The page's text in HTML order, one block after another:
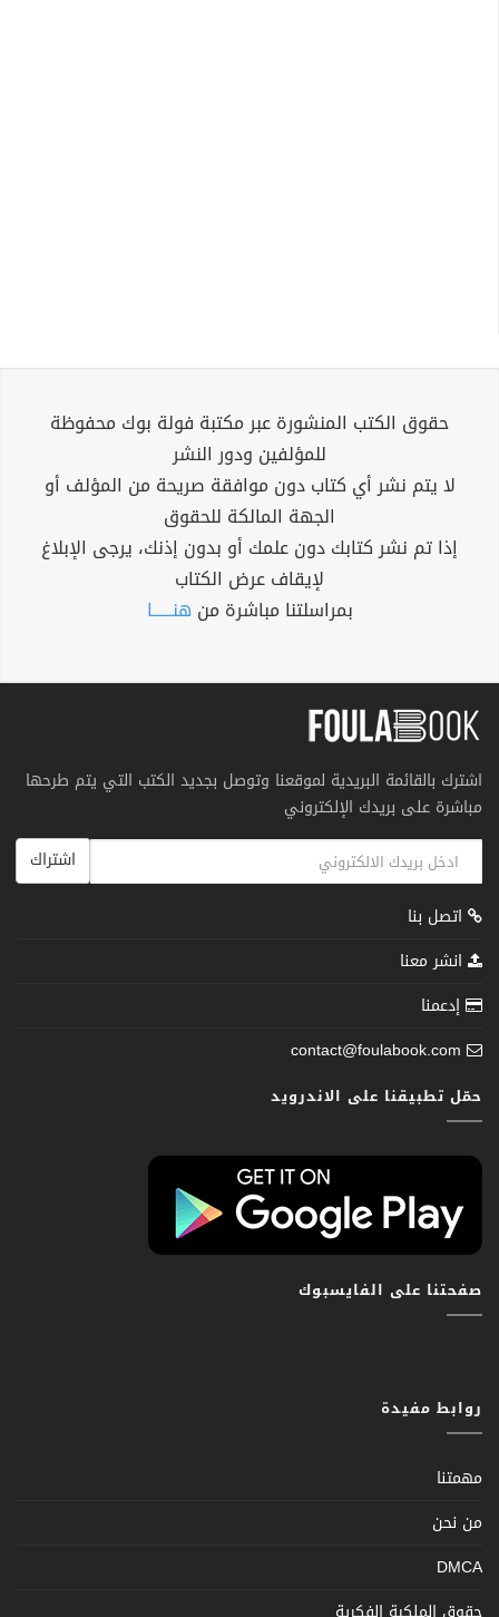
حقوق الكتب المنشورة عبر مكتبة فولة بوك محفوظة
للمؤلفين ودور النشر
لا يتم نشر أي كتاب دون موافقة صريحة من المؤلف أو
الجهة المالكة للحقوق
إذا تم نشر كتابك دون علمك أو بدون إذنك، يرجى الإبلاغ
لإيقاف عرض الكتاب
بمراسلتنا مباشرة من هنــــــا
اشترك بالقائمة البريدية لموقعنا وتوصل بجديد الكتب التي يتم طرحها
مباشرة على بريدك الإلكتروني
اشتراك
اتصل بنا
انشر معنا
إدعمنا
contact@foulabook.com
حمّل تطبيقنا على الاندرويد
صفحتنا على الفايسبوك
روابط مفيدة
مهمتنا
من نحن
DMCA